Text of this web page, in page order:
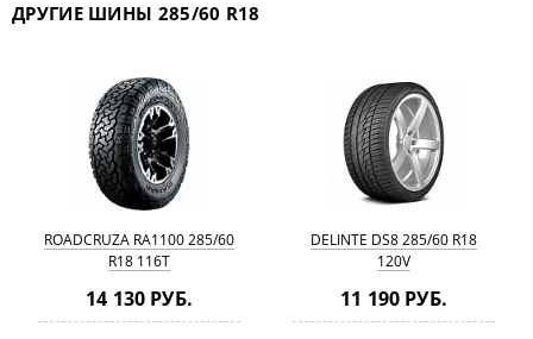
ДРУГИЕ ШИНЫ 285/60 R18
ROADCRUZA RA1100 285/60
R18 116T
14 130 РУБ.
DELINTE DS8 285/60 R18
120V
11 190 РУБ.